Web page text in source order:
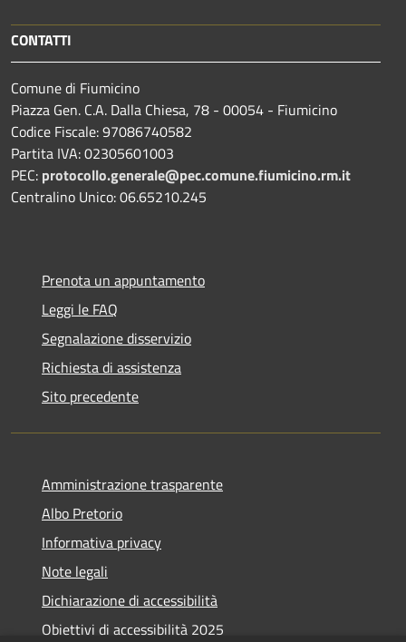
CONTATTI
Comune di Fiumicino
Piazza Gen. C.A. Dalla Chiesa, 78 - 00054 - Fiumicino
Codice Fiscale: 97086740582
Partita IVA: 02305601003
PEC: protocollo.generale@pec.comune.fiumicino.rm.it
Centralino Unico: 06.65210.245
Prenota un appuntamento
Leggi le FAQ
Segnalazione disservizio
Richiesta di assistenza
Sito precedente
Amministrazione trasparente
Albo Pretorio
Informativa privacy
Note legali
Dichiarazione di accessibilità
Obiettivi di accessibilità 2025